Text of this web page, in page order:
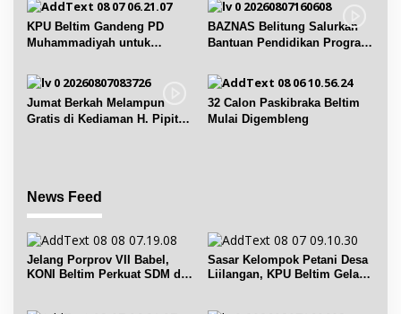
s
KPU Beltim Gandeng PD
Muhammadiyah untuk
BAZNAS Belitung Salurkan
Bantuan Pendidikan Program
Jumat Berkah Melampun
Gratis di Kediaman H. Pipit
32 Calon Paskibraka Beltim
Mulai Digembleng
News Feed
Jelang Porprov VII Babel,
KONI Beltim Perkuat SDM di
Sasar Kelompok Petani Desa
Liilangan, KPU Beltim Gelar